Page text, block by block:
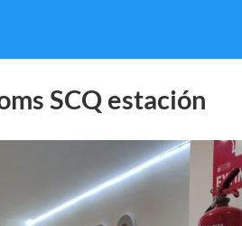
SCQ estación